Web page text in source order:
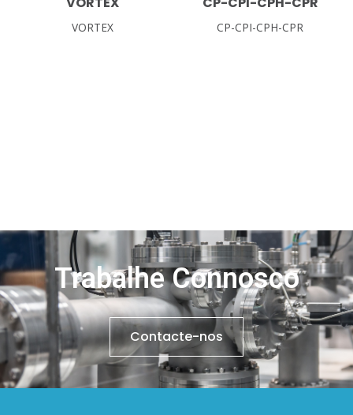
VORTEX CP-CPI-CPH-CPR
Trabalhe Connosco
Contacte-nos